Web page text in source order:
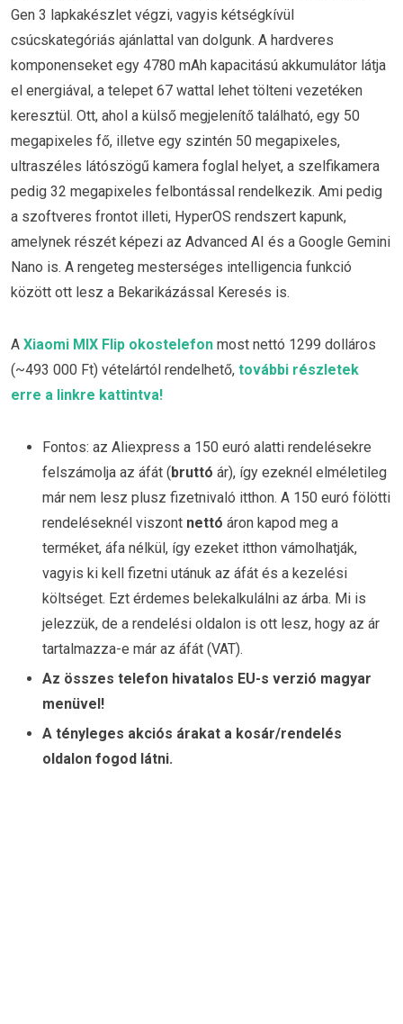
Gen 3 lapkakészlet végzi, vagyis kétségkívül
csúcskategóriás ajánlattal van dolgunk. A hardveres
komponenseket egy 4780 mAh kapacitású akkumulátor látja
el energiával, a telepet 67 wattal lehet tölteni vezetéken
keresztül. Ott, ahol a külső megjelenítő található, egy 50
megapixeles fő, illetve egy szintén 50 megapixeles,
ultraszéles látószögű kamera foglal helyet, a szelfikamera
pedig 32 megapixeles felbontással rendelkezik. Ami pedig
a szoftveres frontot illeti, HyperOS rendszert kapunk,
amelynek részét képezi az Advanced AI és a Google Gemini
Nano is. A rengeteg mesterséges intelligencia funkció
között ott lesz a Bekarikázással Keresés is.
A Xiaomi MIX Flip okostelefon most nettó 1299 dolláros
(~493 000 Ft) vételártól rendelhető, további részletek
erre a linkre kattintva!
Fontos: az Aliexpress a 150 euró alatti rendelésekre
felszámolja az áfát (bruttó ár), így ezeknél elméletileg
már nem lesz plusz fizetnivaló itthon. A 150 euró fölötti
rendeléseknél viszont nettó áron kapod meg a
terméket, áfa nélkül, így ezeket itthon vámolhatják,
vagyis ki kell fizetni utánuk az áfát és a kezelési
költséget. Ezt érdemes belekalkulálni az árba. Mi is
jelezzük, de a rendelési oldalon is ott lesz, hogy az ár
tartalmazza-e már az áfát (VAT).
Az összes telefon hivatalos EU-s verzió magyar
menüvel!
A tényleges akciós árakat a kosár/rendelés
oldalon fogod látni.